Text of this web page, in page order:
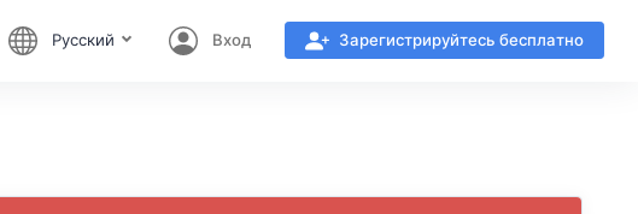
Русский Вход Зарегистрируйтесь бесплатно